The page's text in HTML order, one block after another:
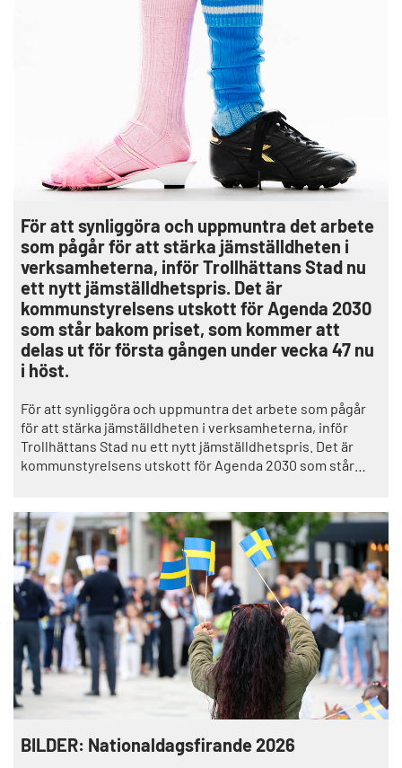
För att synliggöra och uppmuntra det arbete
som pågår för att stärka jämställdheten i
verksamheterna, inför Trollhättans Stad nu
ett nytt jämställdhetspris. Det är
kommunstyrelsens utskott för Agenda 2030
som står bakom priset, som kommer att
delas ut för första gången under vecka 47 nu
i höst.
För att synliggöra och uppmuntra det arbete som pågår
för att stärka jämställdheten i verksamheterna, inför
Trollhättans Stad nu ett nytt jämställdhetspris. Det är
kommunstyrelsens utskott för Agenda 2030 som står
BILDER: Nationaldagsfirande 2026